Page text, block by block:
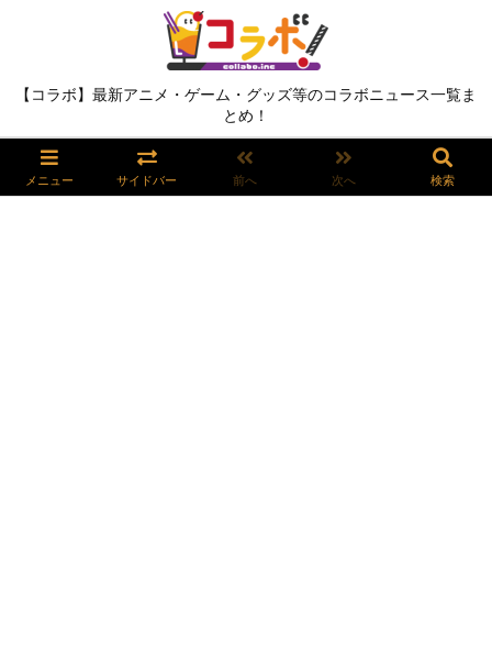
【コラボ】最新アニメ・ゲーム・グッズ等のコラボニュース一覧ま
とめ！
メニュー サイドバー 前へ 次へ 検索